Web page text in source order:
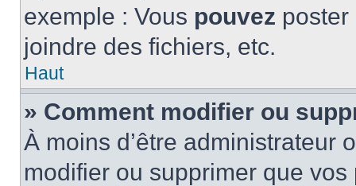
exemple : Vous pouvez
joindre des fichiers, etc.
Haut
» Comment modifier ou
À moins d’être administrateur
modifier ou supprimer que